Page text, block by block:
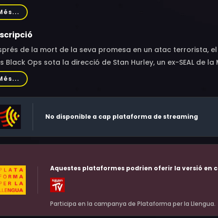
Joseph Long, Charlotte Vega, Andrew Pleavin,
Bomford, Stephen Shafer, Vladimir Friedman, Nick
JF Davis, Bentley Kalu, Sydney White, Shani Erez,
Laith, Göksun Çam, Roberto Sgarbi, Aso Sherabayani,
Kelmendi, Damian Dudkiewicz, Jorge Leon, Dacio
Alexander Winters, Mohammad Bakri, Jake Mann
de la mort de la seva promesa en un atac terrorista,
Black Ops sota la direcció de Stan Hurley, un ex-SEAL de
de la CIA. El Mitch i l'Stan s'endinsen en una perillosa
d'una arma nuclear fora de control.
No disponible a cap plataforma de streaming
Aquestes plataformes podrien oferir la versió en
Participa en la campanya de Plataforma per la Llengua.